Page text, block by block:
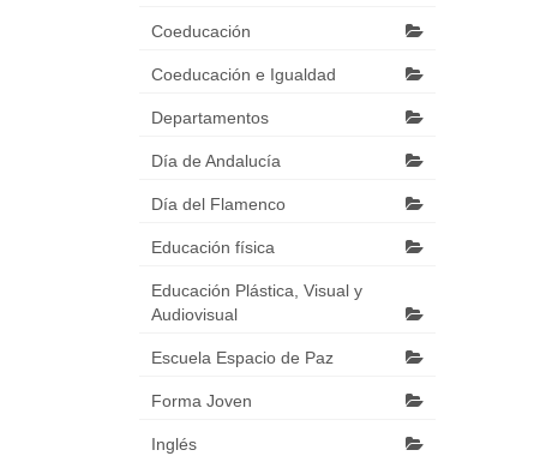
Coeducación
Coeducación e Igualdad
Departamentos
Día de Andalucía
Día del Flamenco
Educación física
Educación Plástica, Visual y
Audiovisual
Escuela Espacio de Paz
Forma Joven
Inglés